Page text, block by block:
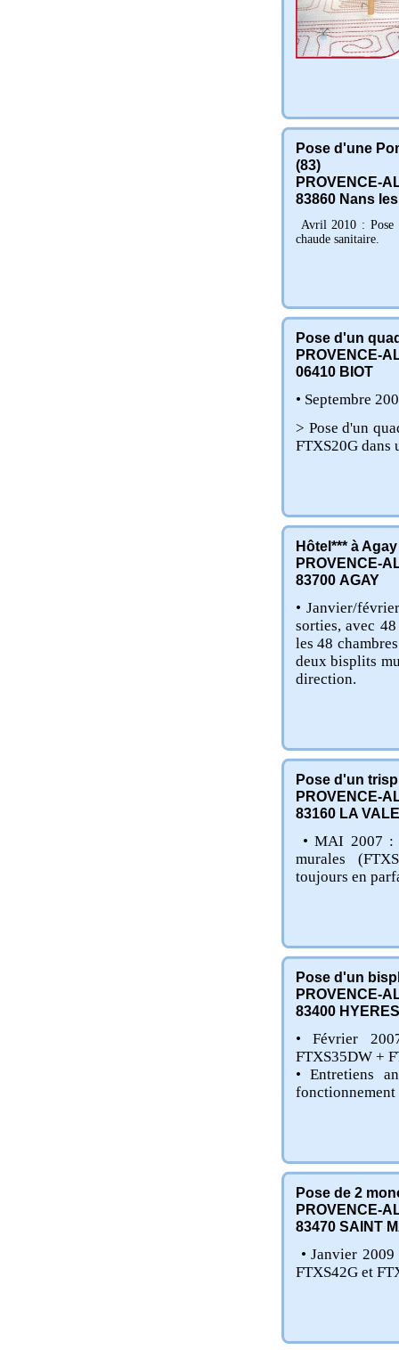
Pose d'une
(83)
PROVENCE-
83860 Nans
Avril 2010 : Pose
chaude sanitaire.
Pose d'un
PROVENCE-
06410 BIOT
• Septembre
> Pose d'un
FTXS20G dans
Hôtel*** à
PROVENCE-
83700 AGAY
• Janvier/
sorties, avec
les 48
deux bisplits
direction.
Pose d'un
PROVENCE-
83160 LA
• MAI 2007
murales
toujours en
Pose d'un
PROVENCE-
83400 HYERES
• Février
FTXS35DW +
• Entretiens
Pose de 2
PROVENCE-
83470 SAINT
• Janvier
FTXS42G et